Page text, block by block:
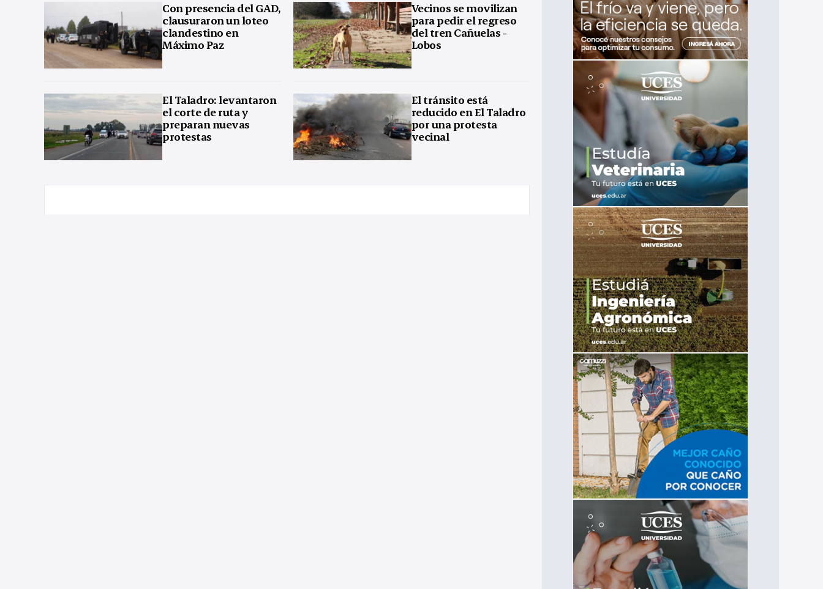
Con presencia del GAD,
clausuraron un loteo
clandestino en
Máximo Paz
Vecinos se movilizan
para pedir el regreso
del tren Cañuelas -
Lobos
El Taladro: levantaron
el corte de ruta y
preparan nuevas
protestas
El tránsito está
reducido en El Taladro
por una protesta
vecinal